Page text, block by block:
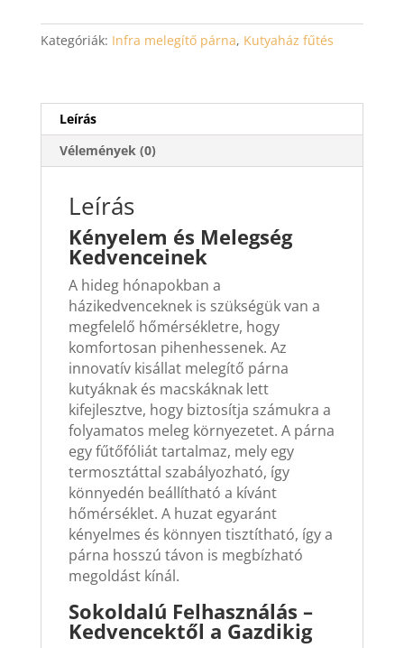
Kategóriák: Infra melegítő párna, Kutyaház fűtés
Leírás
Vélemények (0)
Leírás
Kényelem és Melegség
Kedvenceinek
A hideg hónapokban a
házikedvenceknek is szükségük van a
megfelelő hőmérsékletre, hogy
komfortosan pihenhessenek. Az
innovatív kisállat melegítő párna
kutyáknak és macskáknak lett
kifejlesztve, hogy biztosítja számukra a
folyamatos meleg környezetet. A párna
egy fűtőfóliát tartalmaz, mely egy
termosztáttal szabályozható, így
könnyedén beállítható a kívánt
hőmérséklet. A huzat egyaránt
kényelmes és könnyen tisztítható, így a
párna hosszú távon is megbízható
megoldást kínál.
Sokoldalú Felhasználás –
Kedvencektől a Gazdikig